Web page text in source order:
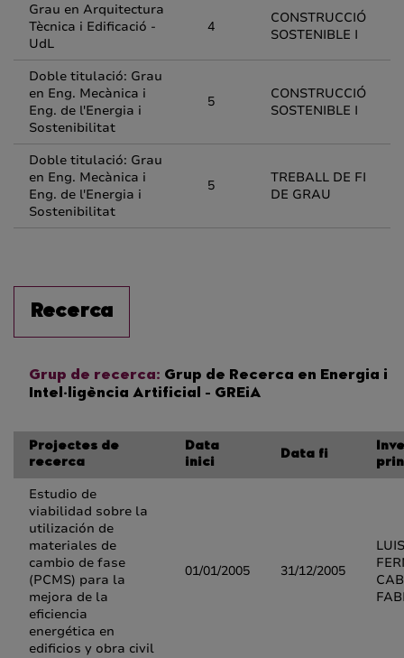
Grau en Arquitectura
Tècnica i Edificació -
UdL
4
CONSTRUCCIÓ
SOSTENIBLE I
Doble titulació: Grau
en Eng. Mecànica i
Eng. de l'Energia i
Sostenibilitat
5
CONSTRUCCIÓ
SOSTENIBLE I
Doble titulació: Grau
en Eng. Mecànica i
Eng. de l'Energia i
Sostenibilitat
5
TREBALL DE FI
DE GRAU
Recerca
Grup de recerca: Grup de Recerca en Energia i
Intel·ligència Artificial - GREiA
Projectes de
recerca
Data
inici
Data fi
Estudio de
viabilidad sobre la
utilización de
materiales de
cambio de fase
(PCMS) para la
mejora de la
eficiencia
energética en
edificios y obra civil
01/01/2005 31/12/2005